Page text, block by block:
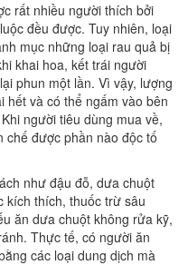
rất nhiều người thích bởi
đều được. Tuy nhiên, loại
mục những loại rau quả bị
khai hoa, kết trái người
phun một lần. Vì vậy, lượng
hết và có thể ngấm vào bên
người tiêu dùng mua về,
được phần nào độc tố
như đậu đỗ, dưa chuột
kích thích, thuốc trừ sâu
ăn dưa chuột không rửa kỹ,
Thực tế, có người ăn
các loại dung dịch mà